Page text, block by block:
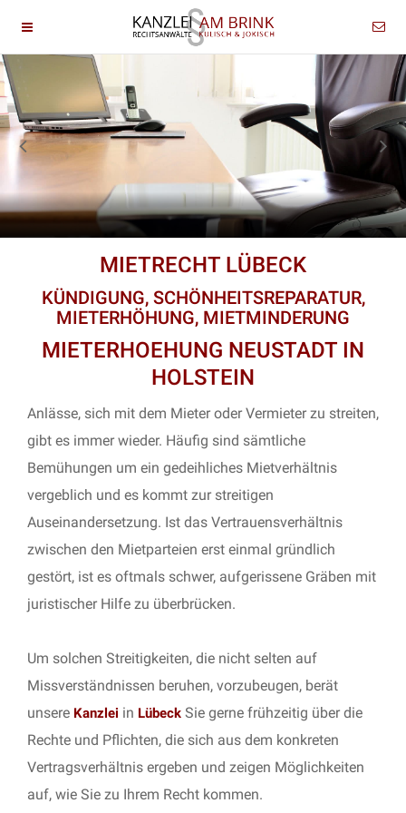
MIETRECHT LÜBECK
KÜNDIGUNG, SCHÖNHEITSREPARATUR,
MIETERHÖHUNG, MIETMINDERUNG
MIETERHOEHUNG NEUSTADT IN
HOLSTEIN
Anlässe, sich mit dem Mieter oder Vermieter zu streiten,
gibt es immer wieder. Häufig sind sämtliche
Bemühungen um ein gedeihliches Mietverhältnis
vergeblich und es kommt zur streitigen
Auseinandersetzung. Ist das Vertrauensverhältnis
zwischen den Mietparteien erst einmal gründlich
gestört, ist es oftmals schwer, aufgerissene Gräben mit
juristischer Hilfe zu überbrücken.
Um solchen Streitigkeiten, die nicht selten auf
Missverständnissen beruhen, vorzubeugen, berät
unsere Kanzlei in Lübeck Sie gerne frühzeitig über die
Rechte und Pflichten, die sich aus dem konkreten
Vertragsverhältnis ergeben und zeigen Möglichkeiten
auf, wie Sie zu Ihrem Recht kommen.